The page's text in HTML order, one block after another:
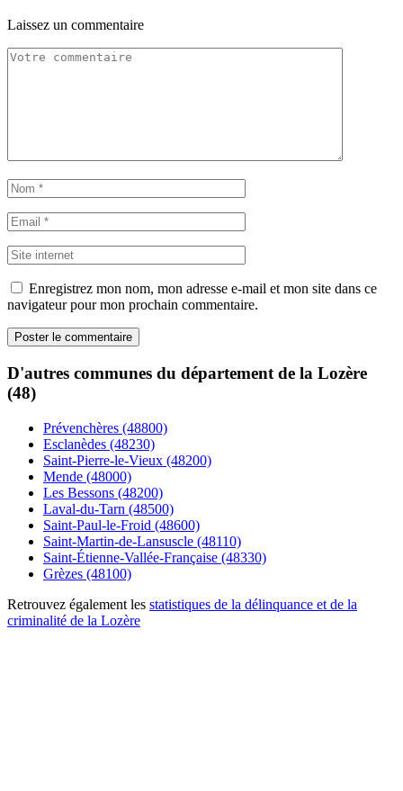
Laissez un commentaire
Enregistrez mon nom, mon adresse e-mail et mon site dans ce
navigateur pour mon prochain commentaire.
D'autres communes du département de la Lozère
(48)
Prévenchères (48800)
Esclanèdes (48230)
Saint-Pierre-le-Vieux (48200)
Mende (48000)
Les Bessons (48200)
Laval-du-Tarn (48500)
Saint-Paul-le-Froid (48600)
Saint-Martin-de-Lansuscle (48110)
Saint-Étienne-Vallée-Française (48330)
Grèzes (48100)
Retrouvez également les statistiques de la délinquance et de la
criminalité de la Lozère